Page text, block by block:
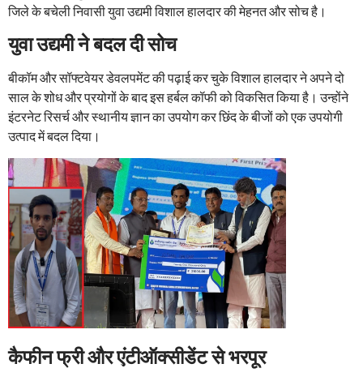
जिले के बचेली निवासी युवा उद्यमी विशाल हालदार की मेहनत और सोच है।
युवा उद्यमी ने बदल दी सोच
बीकॉम और सॉफ्टवेयर डेवलपमेंट की पढ़ाई कर चुके विशाल हालदार ने अपने दो
साल के शोध और प्रयोगों के बाद इस हर्बल कॉफी को विकसित किया है। उन्होंने
इंटरनेट रिसर्च और स्थानीय ज्ञान का उपयोग कर छिंद के बीजों को एक उपयोगी
उत्पाद में बदल दिया।
कैफीन फ्री और एंटीऑक्सीडेंट से भरपूर